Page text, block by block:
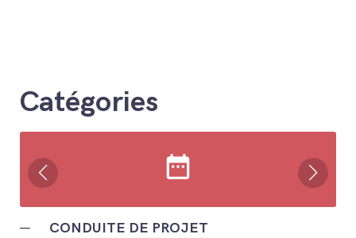
Catégories
date_range
─ CONDUITE DE PROJET